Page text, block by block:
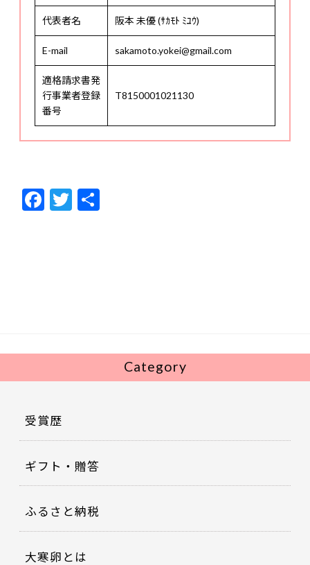
代表者名 阪本 未優 (ｻｶﾓﾄ ﾐﾕｳ)
E-mail sakamoto.yokei@gmail.com
適格請求書発
行事業者登録
番号
T8150001021130
F
T
Category
受賞歴
ギフト・贈答
ふるさと納税
大寒卵とは